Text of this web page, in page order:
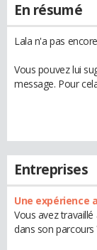
En résumé
Lala n'a pas
Vous pouvez lui
message. Pour
Entreprises
Une expérience
Vous avez
dans son parcours